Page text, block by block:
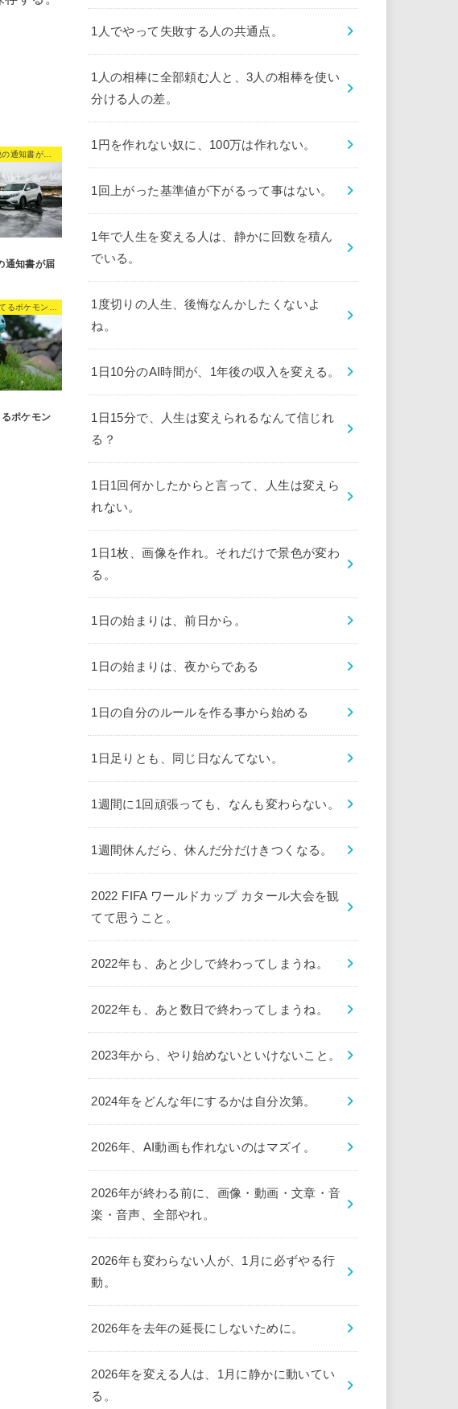
通知書が届
ポケモン
1人でやって失敗する人の共通点。
1人の相棒に全部頼む人と、3人の相棒を使い
分ける人の差。
1円を作れない奴に、100万は作れない。
1回上がった基準値が下がるって事はない。
1年で人生を変える人は、静かに回数を積ん
でいる。
1度切りの人生、後悔なんかしたくないよ
ね。
1日10分のAI時間が、1年後の収入を変える。
1日15分で、人生は変えられるなんて信じれ
る？
1日1回何かしたからと言って、人生は変えら
れない。
1日1枚、画像を作れ。それだけで景色が変わ
る。
1日の始まりは、前日から。
1日の始まりは、夜からである
1日の自分のルールを作る事から始める
1日足りとも、同じ日なんてない。
1週間に1回頑張っても、なんも変わらない。
1週間休んだら、休んだ分だけきつくなる。
2022 FIFA ワールドカップ カタール大会を観
てて思うこと。
2022年も、あと少しで終わってしまうね。
2022年も、あと数日で終わってしまうね。
2023年から、やり始めないといけないこと。
2024年をどんな年にするかは自分次第。
2026年、AI動画も作れないのはマズイ。
2026年が終わる前に、画像・動画・文章・音
楽・音声、全部やれ。
2026年も変わらない人が、1月に必ずやる行
動。
2026年を去年の延長にしないために。
2026年を変える人は、1月に静かに動いてい
る。